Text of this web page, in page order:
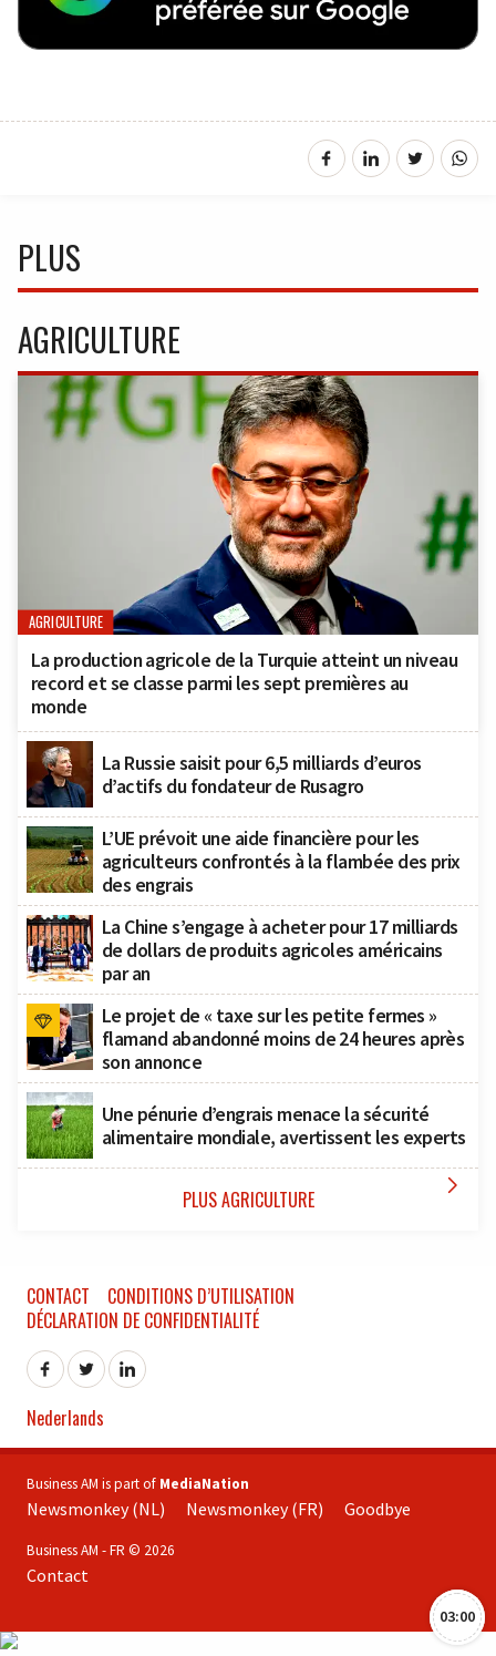
PLUS
AGRICULTURE
AGRICULTURE
La production agricole de la Turquie atteint un niveau
record et se classe parmi les sept premières au
monde
La Russie saisit pour 6,5 milliards d’euros
d’actifs du fondateur de Rusagro
L’UE prévoit une aide financière pour les
agriculteurs confrontés à la flambée des prix
des engrais
La Chine s’engage à acheter pour 17 milliards
de dollars de produits agricoles américains
par an
Le projet de « taxe sur les petite fermes »
flamand abandonné moins de 24 heures après
son annonce
Une pénurie d’engrais menace la sécurité
alimentaire mondiale, avertissent les experts
PLUS AGRICULTURE 
03:00
CONTACT
CONDITIONS D’UTILISATION
DÉCLARATION DE CONFIDENTIALITÉ
Nederlands
Business AM is part of MediaNation
Newsmonkey (NL) Newsmonkey (FR) Goodbye
Business AM - FR © 2026
Contact